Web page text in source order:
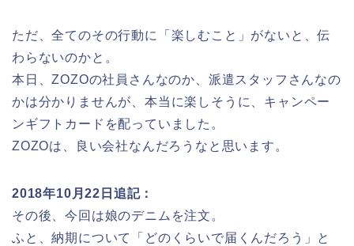
ただ、全てのその行動に「楽しむこと」がないと、伝
わらないのかと。
本日、ZOZOの社員さんなのか、派遣スタッフさんなの
かは分かりませんが、本当に楽しそうに、キャンペー
ンギフトカードを配っていました。
ZOZOは、良い会社なんだろうなと思います。
2018年10月22日追記：
その後、今回は娘のデニムを注文。
ふと、納期について「どのくらいで届くんだろう」と